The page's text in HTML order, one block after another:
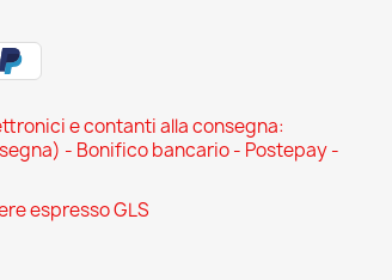
e contanti alla consegna:
- Bonifico bancario - Postepay -
espresso GLS